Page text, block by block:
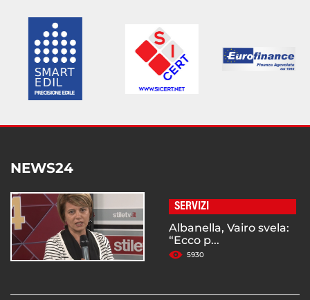
NEWS24
SERVIZI
Albanella, Vairo svela:
“Ecco p...
5930